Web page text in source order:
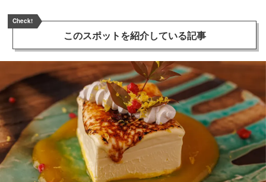
Check!
このスポットを紹介している記事